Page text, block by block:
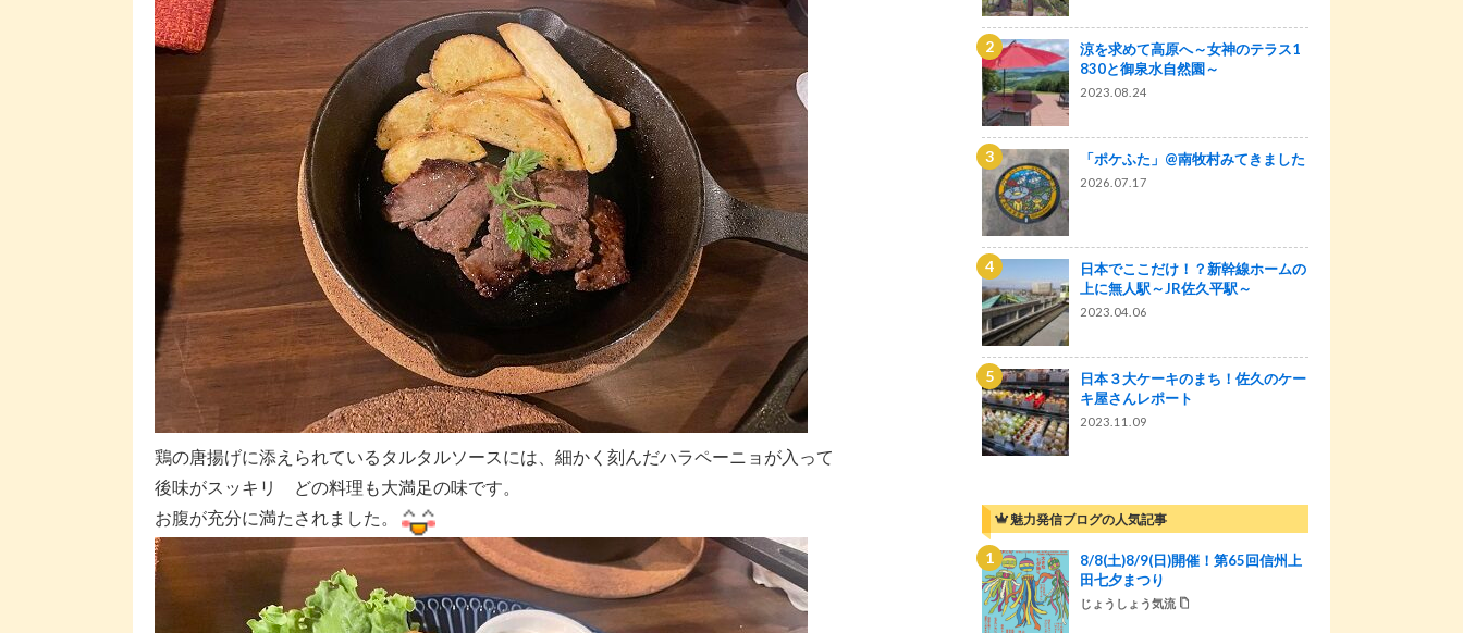
鶏の唐揚げに添えられているタルタルソースには、細かく刻んだハラペーニョが入って
後味がスッキリ どの料理も大満足の味です。
お腹が充分に満たされました。
涼を求めて高原へ～女神のテラス1
830と御泉水自然園～
2023.08.24
「ポケふた」@南牧村みてきました
2026.07.17
日本でここだけ！？新幹線ホームの
上に無人駅～JR佐久平駅～
2023.04.06
日本３大ケーキのまち！佐久のケー
キ屋さんレポート
2023.11.09
魅力発信ブログの人気記事
8/8(土)8/9(日)開催！第65回信州上
田七夕まつり
じょうしょう気流